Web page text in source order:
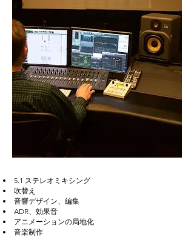
5.1 ステレオミキシング
吹替え
音響デザイン、編集
ADR、効果音
アニメーションの局地化
音楽制作